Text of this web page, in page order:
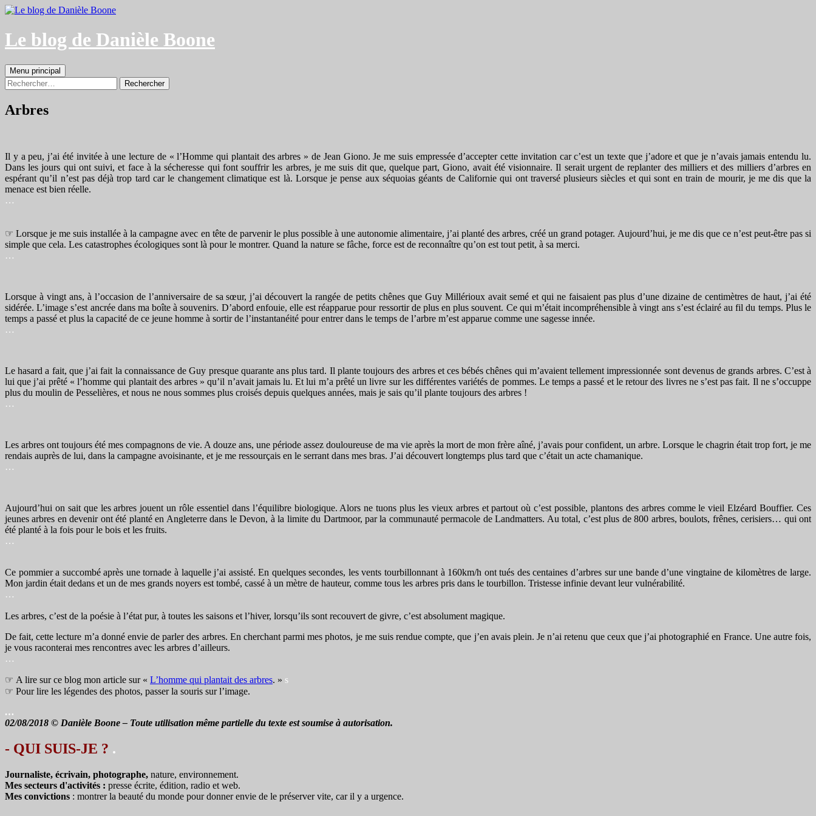
Aller
contenu
Le blog de Danièle Boone
Recherche
Menu principal
Rechercher :
Arbres
Il y a peu, j’ai été invitée à une lecture de « l’Homme qui plantait des arbres » de Jean Giono. Je me suis empressée d’accepter cette invitation car c’est un texte que j’adore et que je n’avais jamais entendu lu.
Dans les jours qui ont suivi, et face à la sécheresse qui font souffrir les arbres, je me suis dit que, quelque part, Giono, avait été visionnaire. Il serait urgent de replanter des milliers et des milliers d’arbres en
espérant qu’il n’est pas déjà trop tard car le changement climatique est là. Lorsque je pense aux séquoias géants de Californie qui ont traversé plusieurs siècles et qui sont en train de mourir, je me dis que la
menace est bien réelle.
…
☞ Lorsque je me suis installée à la campagne avec en tête de parvenir le plus possible à une autonomie alimentaire, j’ai planté des arbres, créé un grand potager. Aujourd’hui, je me dis que ce n’est peut-être pas si
simple que cela. Les catastrophes écologiques sont là pour le montrer. Quand la nature se fâche, force est de reconnaître qu’on est tout petit, à sa merci.
…
Lorsque à vingt ans, à l’occasion de l’anniversaire de sa sœur, j’ai découvert la rangée de petits chênes que Guy Millérioux avait semé et qui ne faisaient pas plus d’une dizaine de centimètres de haut, j’ai été
sidérée. L’image s’est ancrée dans ma boîte à souvenirs. D’abord enfouie, elle est réapparue pour ressortir de plus en plus souvent. Ce qui m’était incompréhensible à vingt ans s’est éclairé au fil du temps. Plus le
temps a passé et plus la capacité de ce jeune homme à sortir de l’instantanéité pour entrer dans le temps de l’arbre m’est apparue comme une sagesse innée.
…
Le hasard a fait, que j’ai fait la connaissance de Guy presque quarante ans plus tard. Il plante toujours des arbres et ces bébés chênes qui m’avaient tellement impressionnée sont devenus de grands arbres. C’est à
lui que j’ai prêté « l’homme qui plantait des arbres » qu’il n’avait jamais lu. Et lui m’a prêté un livre sur les différentes variétés de pommes. Le temps a passé et le retour des livres ne s’est pas fait. Il ne s’occuppe
plus du moulin de Pesselières, et nous ne nous sommes plus croisés depuis quelques années, mais je sais qu’il plante toujours des arbres !
…
Les arbres ont toujours été mes compagnons de vie. A douze ans, une période assez douloureuse de ma vie après la mort de mon frère aîné, j’avais pour confident, un arbre. Lorsque le chagrin était trop fort, je me
rendais auprès de lui, dans la campagne avoisinante, et je me ressourçais en le serrant dans mes bras. J’ai découvert longtemps plus tard que c’était un acte chamanique.
…
Aujourd’hui on sait que les arbres jouent un rôle essentiel dans l’équilibre biologique. Alors ne tuons plus les vieux arbres et partout où c’est possible, plantons des arbres comme le vieil Elzéard Bouffier. Ces
jeunes arbres en devenir ont été planté en Angleterre dans le Devon, à la limite du Dartmoor, par la communauté permacole de Landmatters. Au total, c’est plus de 800 arbres, boulots, frênes, cerisiers… qui ont
été planté à la fois pour le bois et les fruits.
…
Ce pommier a succombé après une tornade à laquelle j’ai assisté. En quelques secondes, les vents tourbillonnant à 160km/h ont tués des centaines d’arbres sur une bande d’une vingtaine de kilomètres de large.
Mon jardin était dedans et un de mes grands noyers est tombé, cassé à un mètre de hauteur, comme tous les arbres pris dans le tourbillon. Tristesse infinie devant leur vulnérabilité.
…
Les arbres, c’est de la poésie à l’état pur, à toutes les saisons et l’hiver, lorsqu’ils sont recouvert de givre, c’est absolument magique.
De fait, cette lecture m’a donné envie de parler des arbres. En cherchant parmi mes photos, je me suis rendue compte, que j’en avais plein. Je n’ai retenu que ceux que j’ai photographié en France. Une autre fois,
je vous raconterai mes rencontres avec les arbres d’ailleurs.
…
☞ A lire sur ce blog mon article sur « L’homme qui plantait des arbres. » s
☞ Pour lire les légendes des photos, passer la souris sur l’image.
…
02/08/2018 © Danièle Boone – Toute utilisation même partielle du texte est soumise à autorisation.
- QUI SUIS-JE ? .
Journaliste, écrivain, photographe, nature, environnement.
Mes secteurs d'activités : presse écrite, édition, radio et web.
Mes convictions : montrer la beauté du monde pour donner envie de le préserver vite, car il y a urgence.